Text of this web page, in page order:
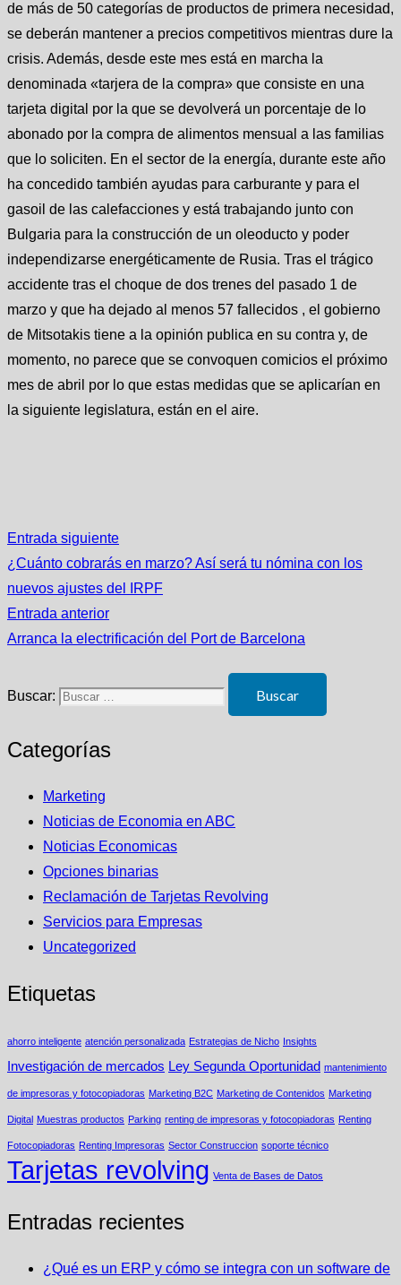
de más de 50 categorías de productos de primera necesidad,
se deberán mantener a precios competitivos mientras dure la
crisis. Además, desde este mes está en marcha la
denominada «tarjera de la compra» que consiste en una
tarjeta digital por la que se devolverá un porcentaje de lo
abonado por la compra de alimentos mensual a las familias
que lo soliciten. En el sector de la energía, durante este año
ha concedido también ayudas para carburante y para el
gasoil de las calefacciones y está trabajando junto con
Bulgaria para la construcción de un oleoducto y poder
independizarse energéticamente de Rusia. Tras el trágico
accidente tras el choque de dos trenes del pasado 1 de
marzo y que ha dejado al menos 57 fallecidos , el gobierno
de Mitsotakis tiene a la opinión publica en su contra y, de
momento, no parece que se convoquen comicios el próximo
mes de abril por lo que estas medidas que se aplicarían en
la siguiente legislatura, están en el aire.
Entrada siguiente
¿Cuánto cobrarás en marzo? Así será tu nómina con los
nuevos ajustes del IRPF
Entrada anterior
Arranca la electrificación del Port de Barcelona
Buscar:
Categorías
Marketing
Noticias de Economia en ABC
Noticias Economicas
Opciones binarias
Reclamación de Tarjetas Revolving
Servicios para Empresas
Uncategorized
Etiquetas
ahorro inteligente atención personalizada Estrategias de Nicho Insights
Investigación de mercados Ley Segunda Oportunidad mantenimiento
de impresoras y fotocopiadoras Marketing B2C Marketing de Contenidos Marketing
Digital Muestras productos Parking renting de impresoras y fotocopiadoras Renting
Fotocopiadoras Renting Impresoras Sector Construccion soporte técnico
Tarjetas revolving Venta de Bases de Datos
Entradas recientes
¿Qué es un ERP y cómo se integra con un software de